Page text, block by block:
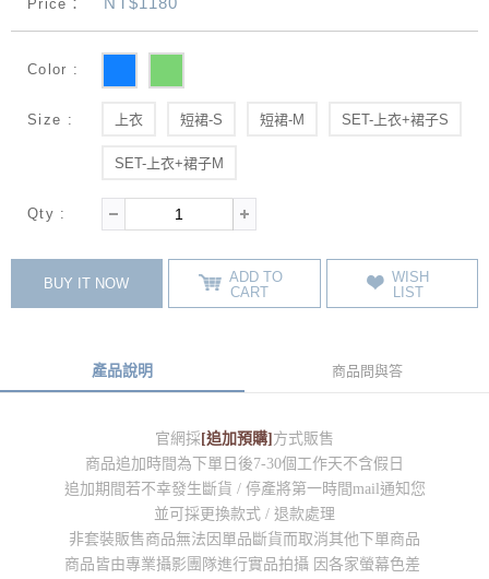
Price：
Color :
Size : 上衣 短裙-S 短裙-M SET-上衣+裙子S
SET-上衣+裙子M
Qty :
BUY IT NOW
ADD TO
CART
WISH
LIST
產品說明 商品問與答
官網採[追加預購]方式販售
商品追加時間為下單日後7-30個工作天不含假日
追加期間若不幸發生斷貨 / 停產將第一時間mail通知您
並可採更換款式 / 退款處理
非套裝販售商品無法因單品斷貨而取消其他下單商品
商品皆由專業攝影團隊進行實品拍攝 因各家螢幕色差